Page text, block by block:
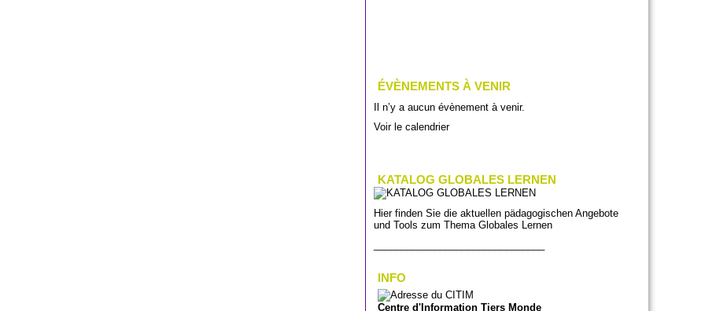
ÉVÈNEMENTS À VENIR
Il n’y a aucun évènement à venir.
Voir le calendrier
KATALOG GLOBALES LERNEN
Hier finden Sie die aktuellen pädagogischen Angebote
und Tools zum Thema Globales Lernen
INFO
Centre d'Information Tiers Monde